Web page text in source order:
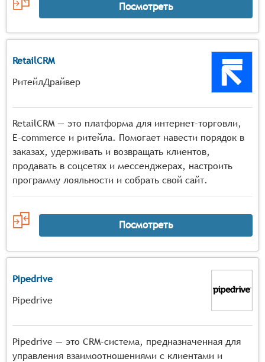
Посмотреть
RetailCRM
РитейлДрайвер
RetailCRM — это платформа для интернет-торговли,
E-commerce и ритейла. Помогает навести порядок в
заказах, удерживать и возвращать клиентов,
продавать в соцсетях и мессенджерах, настроить
программу лояльности и собрать свой сайт.
Посмотреть
Pipedrive
Pipedrive
Pipedrive — это CRM-система, предназначенная для
управления взаимоотношениями с клиентами и